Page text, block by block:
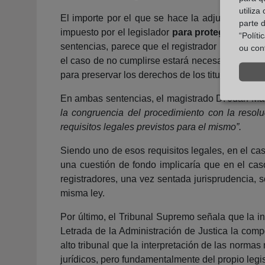
El importe por el que se hace la adjudicación
impuesto por el legislador para proteger al
sentencias, parece que el registrador no solo
el caso de no cumplirse estará
para preservar los derechos de los titulares
En ambas sentencias, el magistrado D. Juan
la congruencia del procedimiento con la
requisitos legales previstos para el mismo”.
Siendo uno de esos requisitos legales, en el
una cuestión de fondo implicaría que en el
registradores, una vez sentada jurisprudencia,
misma ley.
Por último, el Tribunal Supremo señala que la
Letrada de la Administración de Justica la
alto tribunal que la interpretación de las
jurídicos, pero fundamentalmente del propio
utiliza
parte
ou